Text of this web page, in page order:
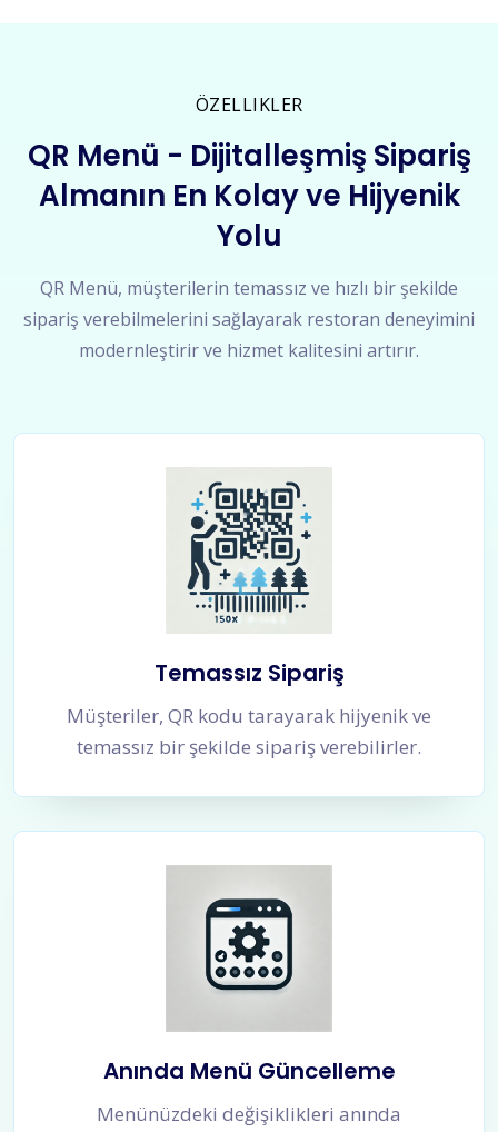
ÖZELLIKLER
QR Menü - Dijitalleşmiş Sipariş
Almanın En Kolay ve Hijyenik
Yolu
QR Menü, müşterilerin temassız ve hızlı bir şekilde
sipariş verebilmelerini sağlayarak restoran deneyimini
modernleştirir ve hizmet kalitesini artırır.
Temassız Sipariş
Müşteriler, QR kodu tarayarak hijyenik ve
temassız bir şekilde sipariş verebilirler.
Anında Menü Güncelleme
Menünüzdeki değişiklikleri anında